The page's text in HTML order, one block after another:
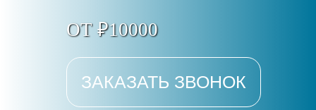
ОТ ₽10000
ЗАКАЗАТЬ ЗВОНОК